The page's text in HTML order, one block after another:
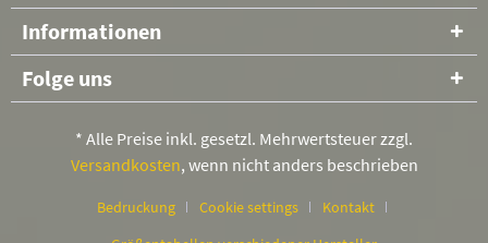
Informationen
Folge uns
* Alle Preise inkl. gesetzl. Mehrwertsteuer zzgl.
Versandkosten, wenn nicht anders beschrieben
Bedruckung Cookie settings
Kontakt